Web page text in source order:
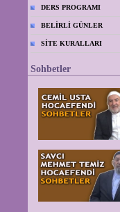
DERS PROGRAMI
BELİRLİ GÜNLER
SİTE KURALLARI
Sohbetler